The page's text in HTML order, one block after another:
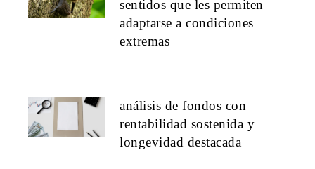
sentidos que les permiten
adaptarse a condiciones
extremas
análisis de fondos con
rentabilidad sostenida y
longevidad destacada